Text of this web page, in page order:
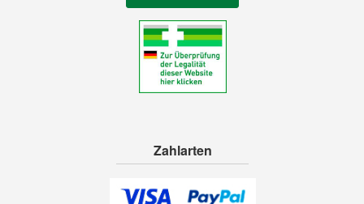
Zahlarten